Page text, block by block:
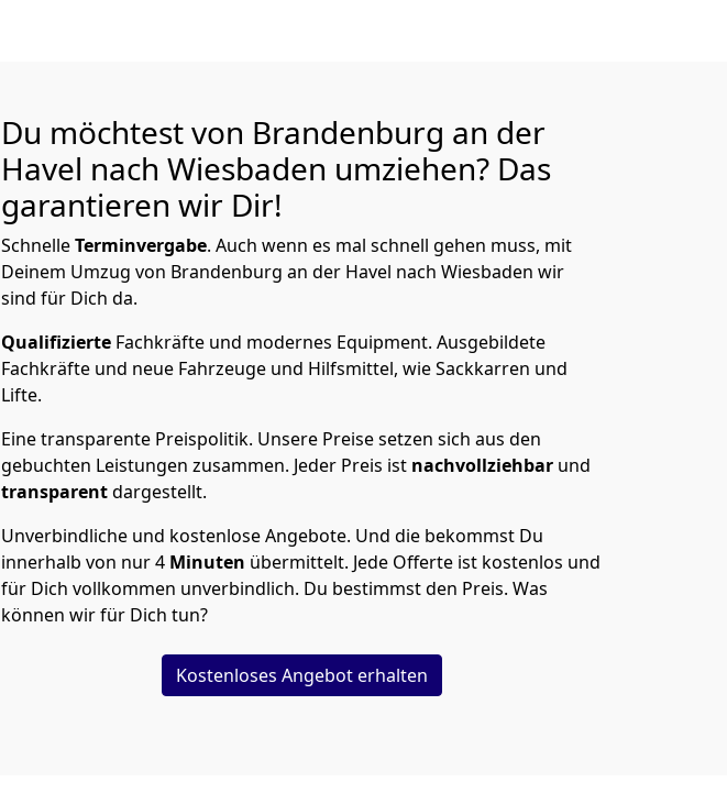
Du möchtest von Brandenburg an der
Havel nach Wiesbaden umziehen? Das
garantieren wir Dir!
SchnelleTerminvergabe. Auch wenn es mal schnell gehen muss, mit
Deinem Umzug von Brandenburg an der Havel nach Wiesbaden wir
sind für Dich da.
Qualifizierte Fachkräfte und modernes Equipment. Ausgebildete
Fachkräfte und neue Fahrzeuge und Hilfsmittel, wie Sackkarren und
Lifte.
Eine transparente Preispolitik. Unsere Preise setzen sich aus den
gebuchten Leistungen zusammen. Jeder Preis ist nachvollziehbar und
transparentdargestellt.
Unverbindliche und kostenlose Angebote. Und die bekommst Du
innerhalb von nur4 Minuten übermittelt. Jede Offerte ist kostenlos und
für Dich vollkommen unverbindlich. Du bestimmst den Preis. Was
können wir für Dich tun?
Kostenloses Angebot erhalten